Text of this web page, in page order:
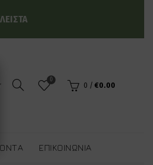
0
0 / €0.00
ΕΠΙΚΟΙΝΩΝΊΑ